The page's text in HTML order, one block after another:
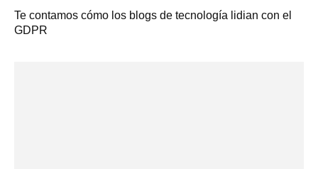
Te contamos cómo los blogs de tecnología lidian con el
GDPR